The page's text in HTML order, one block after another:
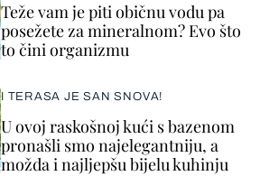
Teže vam je piti običnu vodu pa
posežete za mineralnom? Evo što
to čini organizmu
I TERASA JE SAN SNOVA!
U ovoj raskošnoj kući s bazenom
pronašli smo najelegantniju, a
možda i najljepšu bijelu kuhinju